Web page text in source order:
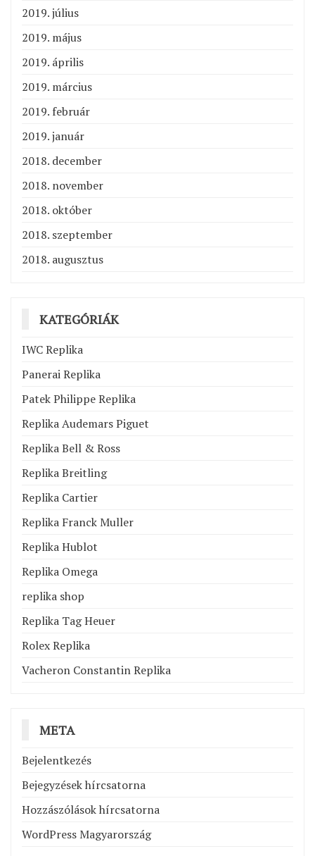
2019. július
2019. május
2019. április
2019. március
2019. február
2019. január
2018. december
2018. november
2018. október
2018. szeptember
2018. augusztus
KATEGÓRIÁK
IWC Replika
Panerai Replika
Patek Philippe Replika
Replika Audemars Piguet
Replika Bell & Ross
Replika Breitling
Replika Cartier
Replika Franck Muller
Replika Hublot
Replika Omega
replika shop
Replika Tag Heuer
Rolex Replika
Vacheron Constantin Replika
META
Bejelentkezés
Bejegyzések hírcsatorna
Hozzászólások hírcsatorna
WordPress Magyarország